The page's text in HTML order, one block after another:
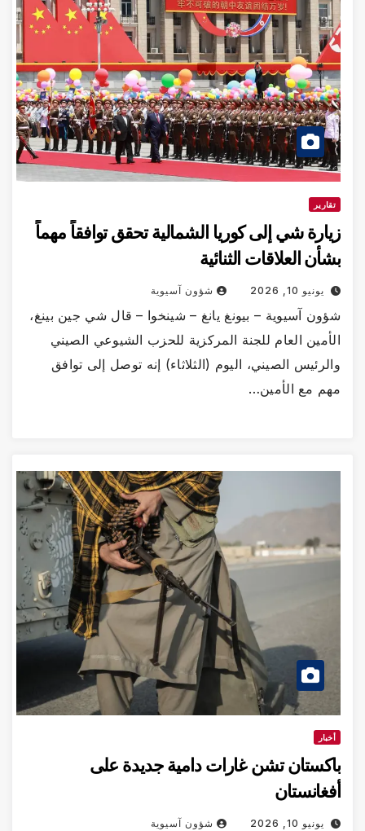
شي إلى كوريا الشمالية تحقق توافقاً مهماً
العلاقات الثنائية
يونيو 10, 2026 شؤون آسيوية
آسيوية – بيونغ يانغ – شينخوا – قال شي جين بينغ،
العام للجنة المركزية للحزب الشيوعي الصيني
الصيني، اليوم (الثلاثاء) إنه توصل إلى توافق
مع الأمين…
تشن غارات دامية جديدة على
يونيو 10, 2026 شؤون آسيوية